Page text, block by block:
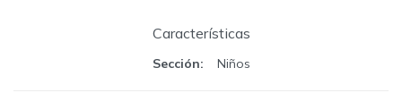
Características
Sección Niños